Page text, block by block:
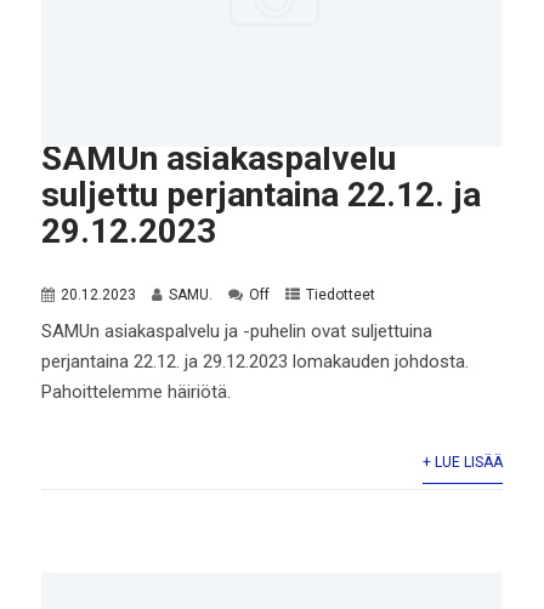
SAMUn asiakaspalvelu
suljettu perjantaina 22.12. ja
29.12.2023
20.12.2023 SAMU. Off Tiedotteet
SAMUn asiakaspalvelu ja -puhelin ovat suljettuina
perjantaina 22.12. ja 29.12.2023 lomakauden johdosta.
Pahoittelemme häiriötä.
+ LUE LISÄÄ